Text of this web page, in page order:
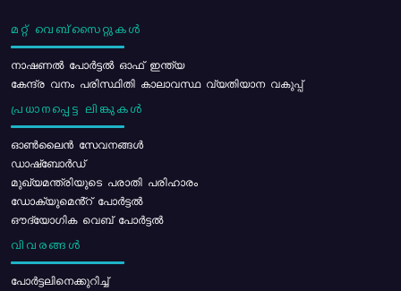
മറ്റ് വെബ്സൈറ്റുകൾ
നാഷണൽ പോർട്ടൽ ഓഫ് ഇന്ത്യ
കേന്ദ്ര വനം പരിസ്ഥിതി കാലാവസ്ഥ വ്യതിയാന വകുപ്പ്
പ്രധാനപ്പെട്ട ലിങ്കുകൾ
ഓൺലൈൻ സേവനങ്ങൾ
ഡാഷ്ബോർഡ്
മുഖ്യമന്ത്രിയുടെ പരാതി പരിഹാരം
ഡോക്യുമെൻ്റ് പോർട്ടൽ
ഔദ്യോഗിക വെബ് പോർട്ടൽ
വിവരങ്ങൾ
പോര്‍ട്ടലിനെക്കുറിച്ച്